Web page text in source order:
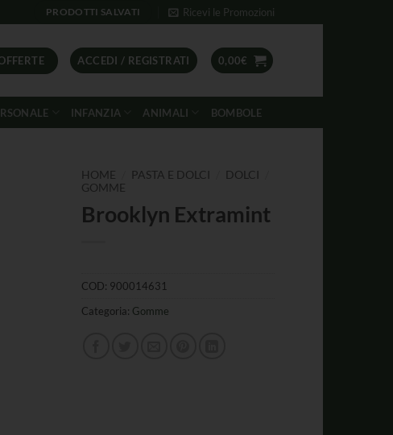
PRODOTTI SALVATI Ricevi le Promozioni
ACCEDI / REGISTRATI 0,00€
INFANZIA ANIMALI BOMBOLE
HOME PASTA E DOLCI DOLCI
GOMME
Brooklyn Extramint
COD: 900014631
Categoria: Gomme